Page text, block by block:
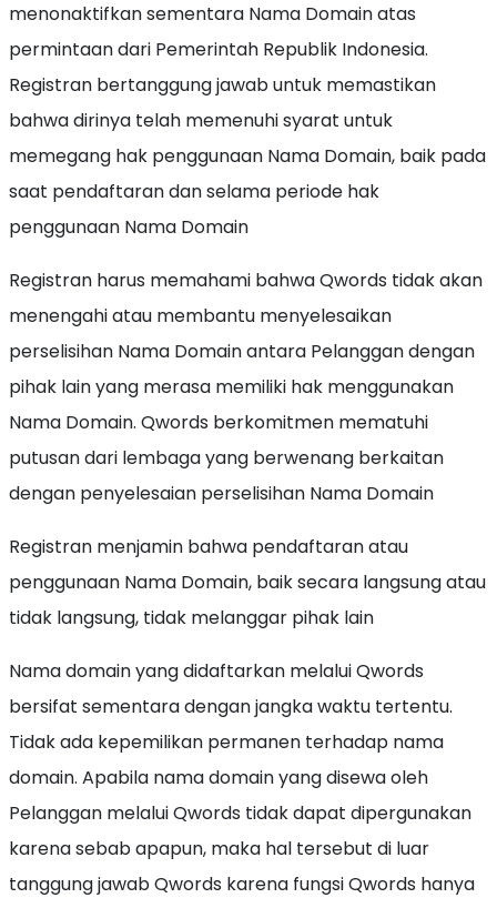
menonaktifkan sementara Nama Domain atas
permintaan dari Pemerintah Republik Indonesia.
Registran bertanggung jawab untuk memastikan
bahwa dirinya telah memenuhi syarat untuk
memegang hak penggunaan Nama Domain, baik pada
saat pendaftaran dan selama periode hak
penggunaan Nama Domain
Registran harus memahami bahwa Qwords tidak akan
menengahi atau membantu menyelesaikan
perselisihan Nama Domain antara Pelanggan dengan
pihak lain yang merasa memiliki hak menggunakan
Nama Domain. Qwords berkomitmen mematuhi
putusan dari lembaga yang berwenang berkaitan
dengan penyelesaian perselisihan Nama Domain
Registran menjamin bahwa pendaftaran atau
penggunaan Nama Domain, baik secara langsung atau
tidak langsung, tidak melanggar pihak lain
Nama domain yang didaftarkan melalui Qwords
bersifat sementara dengan jangka waktu tertentu.
Tidak ada kepemilikan permanen terhadap nama
domain. Apabila nama domain yang disewa oleh
Pelanggan melalui Qwords tidak dapat dipergunakan
karena sebab apapun, maka hal tersebut di luar
tanggung jawab Qwords karena fungsi Qwords hanya